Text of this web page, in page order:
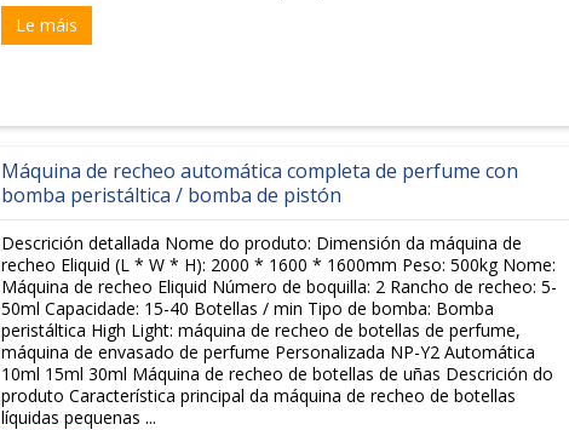
Le máis
Máquina de recheo automática completa de perfume con
bomba peristáltica / bomba de pistón
Descrición detallada Nome do produto: Dimensión da máquina de
recheo Eliquid (L * W * H): 2000 * 1600 * 1600mm Peso: 500kg Nome:
Máquina de recheo Eliquid Número de boquilla: 2 Rancho de recheo: 5-
50ml Capacidade: 15-40 Botellas / min Tipo de bomba: Bomba
peristáltica High Light: máquina de recheo de botellas de perfume,
máquina de envasado de perfume Personalizada NP-Y2 Automática
10ml 15ml 30ml Máquina de recheo de botellas de uñas Descrición do
produto Característica principal da máquina de recheo de botellas
líquidas pequenas ...